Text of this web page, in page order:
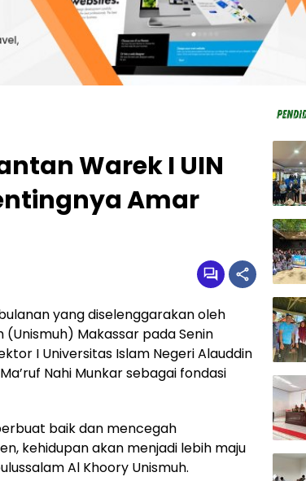
Warek I UIN
Amar
yang diselenggarakan oleh
Makassar pada Senin
I Universitas Islam Negeri Alauddin
Nahi Munkar sebagai fondasi
baik dan mencegah
kehidupan akan menjadi lebih maju
Al Khoory Unismuh.